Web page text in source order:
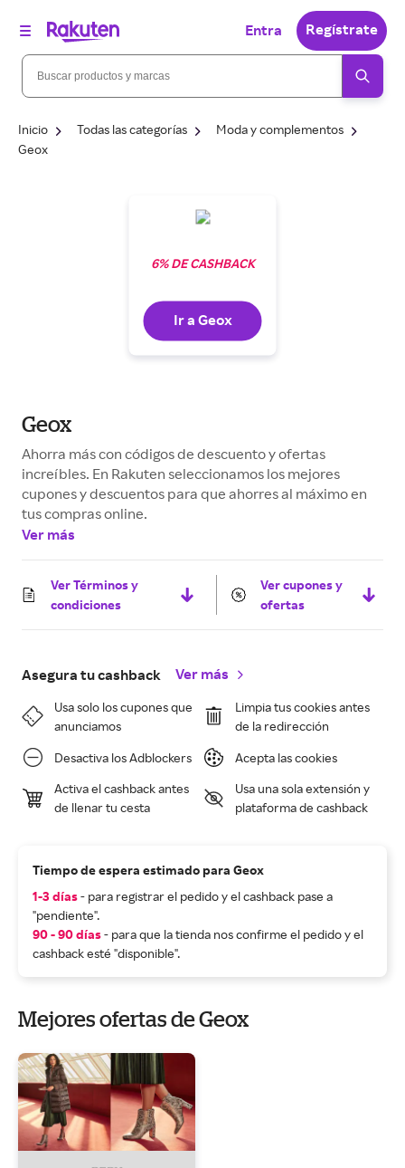
Entra Regístrate
Inicio Todas las categorías
Moda y complementos
Geox
6% DE CASHBACK
Ir a Geox
Geox
Ahorra más con códigos de descuento y ofertas
increíbles. En Rakuten seleccionamos los mejores
cupones y descuentos para que ahorres al máximo en
tus compras online.
Ver más
Ver Términos y
condiciones
Ver cupones y
ofertas
Asegura tu cashback Ver más
Usa solo los cupones que
anunciamos
Limpia tus cookies antes
de la redirección
Desactiva los Adblockers Acepta las cookies
Activa el cashback antes
de llenar tu cesta
Usa una sola extensión y
plataforma de cashback
Tiempo de espera estimado para Geox
1-3 días- para registrar el pedido y el cashback pase a
"pendiente".
90 - 90 días- para que la tienda nos confirme el pedido y el
cashback esté "disponible".
Mejores ofertas de Geox